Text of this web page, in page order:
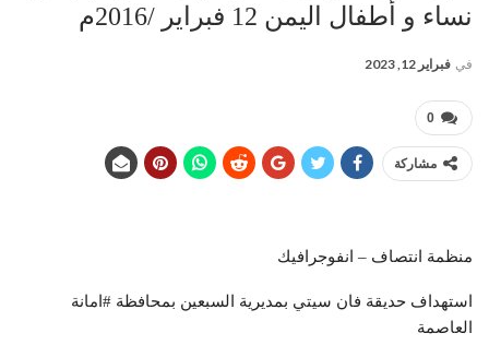
نساء و أطفال اليمن 12 فبراير /2016م
في فبراير 12, 2023
0
مشاركة
منظمة انتصاف – انفوجرافيك
استهداف حديقة فان سيتي بمديرية السبعين بمحافظة #امانة
العاصمة